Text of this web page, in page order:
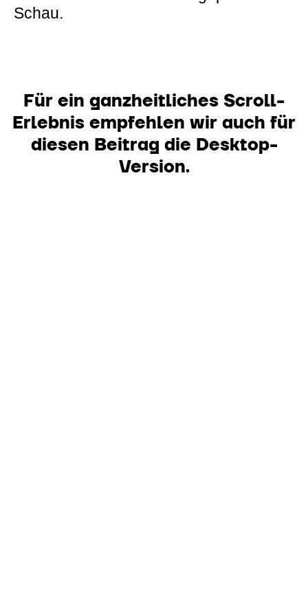
Schau.
Für ein ganzheitliches Scroll-
Erlebnis empfehlen wir auch für
diesen Beitrag die Desktop-
Version.